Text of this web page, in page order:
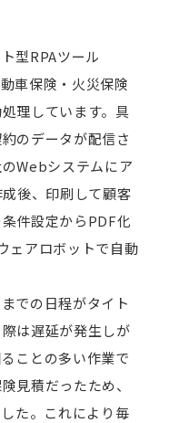
型RPAツール
車保険・火災保険
理しています。具
のデータが配信さ
Webシステムにア
後、印刷して顧客
件設定からPDF化
ェアロボットで自動
での日程がタイト
は遅延が発生しが
ことの多い作業で
見積だったため、
た。これにより毎